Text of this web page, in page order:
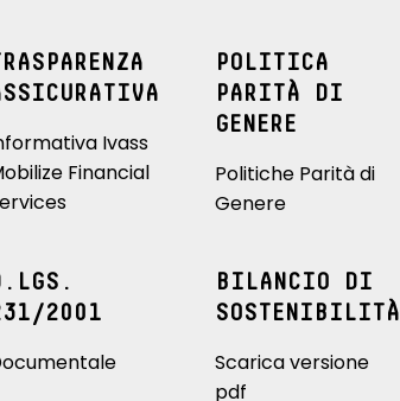
Ivass
Financial
POLITICA
PARITÀ DI
GENERE
Politiche Parità di
Genere
2001
BILANCIO DI
SOSTENIBILITÀ
Scarica versione
pdf